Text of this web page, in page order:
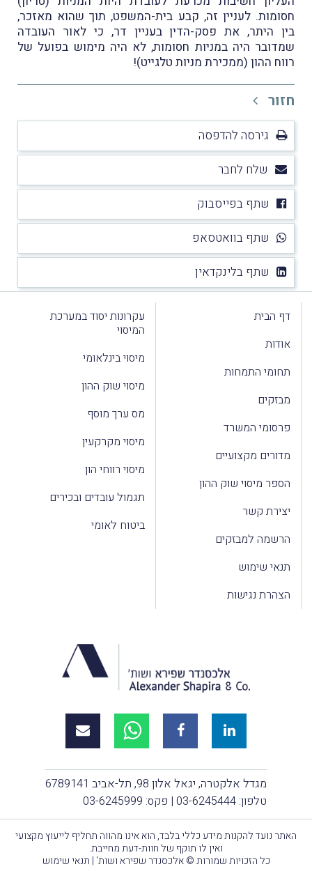
חסומות. לעניין זה, קבע בית-המשפט, תוך שהוא מאזכר,
בין היתר, את פסק-הדין בעניין דר, כי לאור העובדה
שמדובר היה במניות חסומות, לא היה מימוש בפועל של
רווח ההון (ממכירת מניות טלגייט)!
חזור
גירסה להדפסה
שלח לחבר
שתף בפייסבוק
שתף בוואטסאפ
שתף בלינקדאין
דף הבית
אודות
תחומי התמחות
מבזקים
פרסומי המשרד
מדורים מקצועיים
הספר מיסוי שוק ההון
יצירת קשר
הרשמה למבזקים
תנאי שימוש
הצהרת נגישות
עקרונות יסוד במערכת
המיסוי
מיסוי בינלאומי
מיסוי שוק ההון
מס ערך מוסף
מיסוי מקרקעין
מיסוי רווחי הון
תגמול עובדים ובכירים
ביטוח לאומי
מגדל אלקטרה, יגאל אלון 98, תל-אביב 6789141
טלפון: 03-6245444 | פקס: 03-6245999
האתר נועד להקנות מידע כללי בלבד, הוא אינו מהווה תחליף לייעוץ מקצועי
ואין לו תוקף של חוות-דעת מחייבת.
כל הזכויות שמורות © אלכסנדר שפירא ושות' | תנאי שימוש